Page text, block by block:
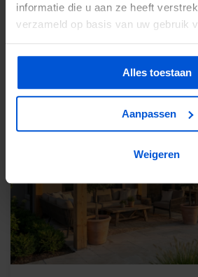
informatie die u aan ze heeft
verzameld op basis van uw gebruik
Alles toestaan
Aanpassen
Weigeren
RECENTE